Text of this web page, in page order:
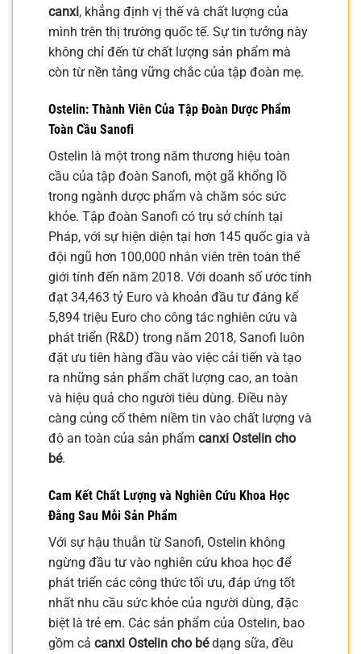
canxi, khẳng định vị thế và chất lượng của
mình trên thị trường quốc tế. Sự tin tưởng này
không chỉ đến từ chất lượng sản phẩm mà
còn từ nền tảng vững chắc của tập đoàn mẹ.
Ostelin: Thành Viên Của Tập Đoàn Dược Phẩm
Toàn Cầu Sanofi
Ostelin là một trong năm thương hiệu toàn
cầu của tập đoàn Sanofi, một gã khổng lồ
trong ngành dược phẩm và chăm sóc sức
khỏe. Tập đoàn Sanofi có trụ sở chính tại
Pháp, với sự hiện diện tại hơn 145 quốc gia và
đội ngũ hơn 100,000 nhân viên trên toàn thế
giới tính đến năm 2018. Với doanh số ước tính
đạt 34,463 tỷ Euro và khoản đầu tư đáng kể
5,894 triệu Euro cho công tác nghiên cứu và
phát triển (R&D) trong năm 2018, Sanofi luôn
đặt ưu tiên hàng đầu vào việc cải tiến và tạo
ra những sản phẩm chất lượng cao, an toàn
và hiệu quả cho người tiêu dùng. Điều này
càng củng cố thêm niềm tin vào chất lượng và
độ an toàn của sản phẩm canxi Ostelin cho
bé.
Cam Kết Chất Lượng và Nghiên Cứu Khoa Học
Đằng Sau Mỗi Sản Phẩm
Với sự hậu thuẫn từ Sanofi, Ostelin không
ngừng đầu tư vào nghiên cứu khoa học để
phát triển các công thức tối ưu, đáp ứng tốt
nhất nhu cầu sức khỏe của người dùng, đặc
biệt là trẻ em. Các sản phẩm của Ostelin, bao
gồm cả canxi Ostelin cho bédạng sữa, đều